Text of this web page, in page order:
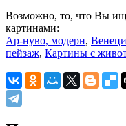
Возможно, то, что Вы
картинами:
Ар-нуво, модерн,
пейзаж, Картины с